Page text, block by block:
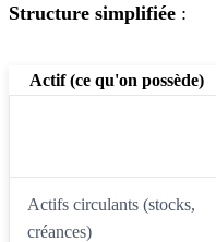
Structure simplifiée :
Actif (ce qu'on possède)
Actifs circulants (stocks,
créances)